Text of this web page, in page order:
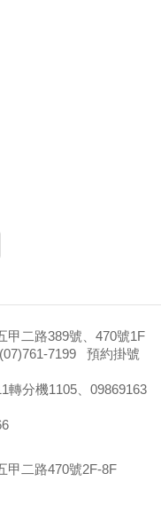
甲二路389號、470號1F
7199 預約掛號
轉分機1105、09869163
甲二路470號2F-8F